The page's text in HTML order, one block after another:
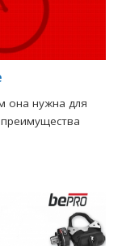
она нужна для